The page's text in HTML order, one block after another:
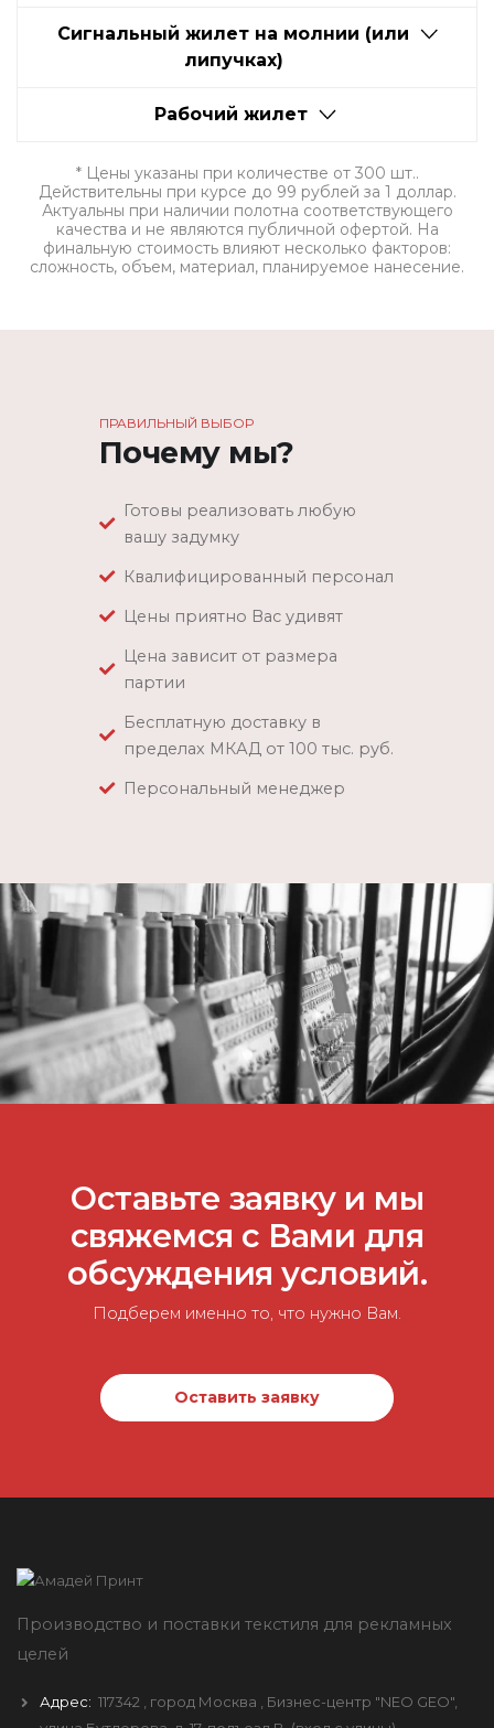
Сигнальный жилет на молнии (или
липучках)
Рабочий жилет
* Цены указаны при количестве от 300 шт..
Действительны при курсе до 99 рублей за 1 доллар.
Актуальны при наличии полотна соответствующего
качества и не являются публичной офертой. На
финальную стоимость влияют несколько факторов:
сложность, объем, материал, планируемое нанесение.
ПРАВИЛЬНЫЙ ВЫБОР
Почему мы?
Готовы реализовать любую
вашу задумку
Квалифицированный персонал
Цены приятно Вас удивят
Цена зависит от размера
партии
Бесплатную доставку в
пределах МКАД от 100 тыс. руб.
Персональный менеджер
Оставьте заявку и мы
свяжемся с Вами для
обсуждения условий.
Подберем именно то, что нужно Вам.
Оставить заявку
Производство и поставки текстиля для рекламных
целей
Адрес: 117342 , город Москва
, Бизнес-центр "NEO GEO",